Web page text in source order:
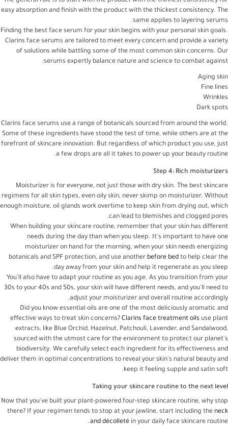
easy absorption and finish with the product with the thickest consistency. The
same applies to layering serums.
Finding the best face serum for your skin begins with your personal skin goals.
Clarins face serums are tailored to meet every concern and provide a variety
of solutions while battling some of the most common skin concerns. Our
serums expertly balance nature and science to combat against:
Aging skin
Fine lines
Wrinkles
Dark spots
Clarins face serums use a range of botanicals sourced from around the world.
Some of these ingredients have stood the test of time, while others are at the
forefront of skincare innovation. But regardless of which product you use, just
a few drops are all it takes to power up your beauty routine.
Step 4: Rich moisturizers
Moisturizer is for everyone, not just those with dry skin. The best skincare
regimens for all skin types, even oily skin, never skimp on moisturizer. Without
enough moisture, oil glands work overtime to keep skin from drying out, which
can lead to blemishes and clogged pores.
When building your skincare routine, remember that your skin has different
needs during the day than when you sleep. It's important to have one
moisturizer on hand for the morning, when your skin needs energizing
botanicals and SPF protection, and use another before bed to help clear the
day away from your skin and help it regenerate as you sleep.
You'll also have to adapt your routine as you age. As you transition from your
30s to your 40s and 50s, your skin will have different needs, and you'll need to
adjust your moisturizer and overall routine accordingly.
Did you know essential oils are one of the most deliciously aromatic and
effective ways to treat skin concerns? Clarins face treatment oils use plant
extracts, like Blue Orchid, Hazelnut, Patchouli, Lavender, and Sandalwood,
sourced with the utmost care for the environment to protect our planet's
biodiversity. We carefully select each ingredient for its effectiveness and
deliver them in optimal concentrations to reveal your skin's natural beauty and
keep it feeling supple and satin soft.
Taking your skincare routine to the next level
Now that you've built your plant-powered four-step skincare routine, why stop
there? If your regimen tends to stop at your jawline, start including the neck
and décolleté in your daily face skincare routine.